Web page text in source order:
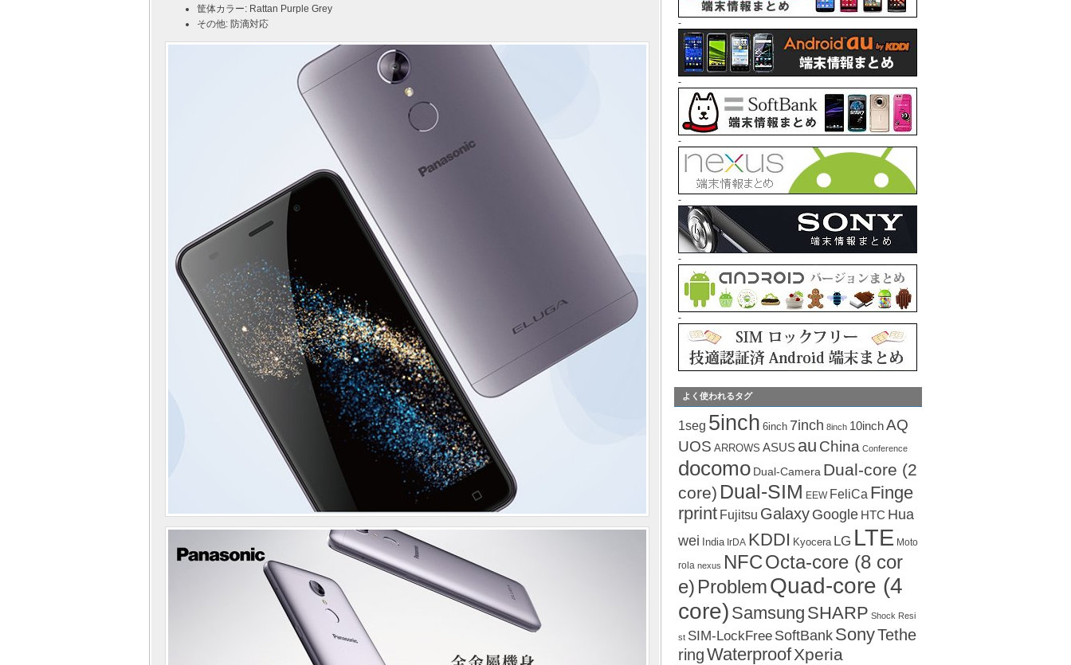
筐体カラー: Rattan Purple Grey
その他: 防滴対応
-
-
-
-
-
-
よく使われるタグ
1seg 5inch 6inch 7inch 8inch 10inchAQ
UOS ARROWS ASUS au China Conference
docomo Dual-Camera Dual-core (2
core) Dual-SIM EEW FeliCa Finge
rprint Fujitsu Galaxy Google HTC Hua
wei India IrDA KDDI Kyocera LG LTE Moto
rola nexus NFCOcta-core (8 cor
e) ProblemQuad-core (4
core) Samsung SHARP Shock Resi
st SIM-LockFree SoftBank SonyTethe
ringWaterproofXperia